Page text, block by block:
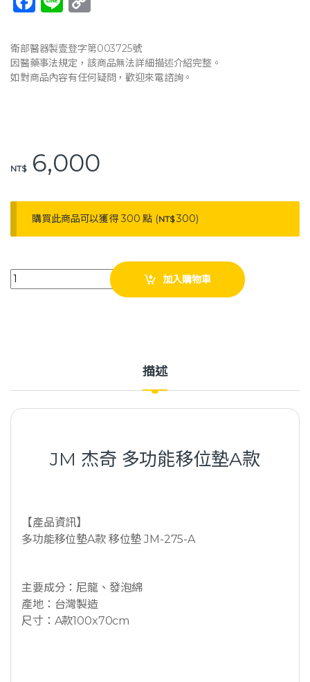
c
e
b
k
e p
y
Li
衛部醫器製壹登字第003725號
因醫藥事法規定，該商品無法詳細描述介紹完整。
如對商品內容有任何疑問，歡迎來電諮詢。
NT$6,000
購買此商品可以獲得 300 點 (NT$300)
JM 杰奇 多功能移位墊A款 移位墊 JM-275-A quantity
加入購物車
描述
JM 杰奇 多功能移位墊A款
【產品資訊】
多功能移位墊A款 移位墊 JM-275-A
主要成分：尼龍、發泡綿
產地：台灣製造
尺寸：A款100x70cm